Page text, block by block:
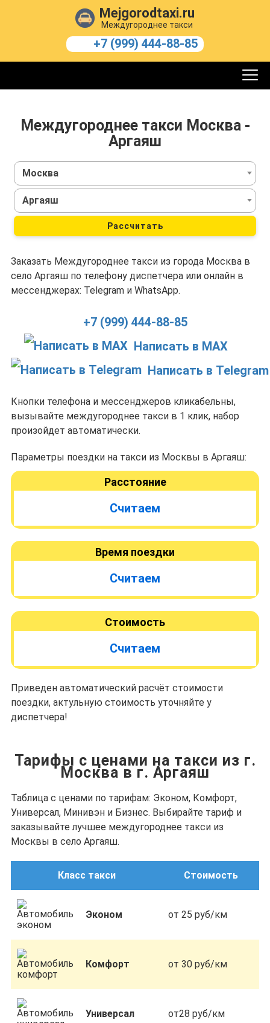
Mejgorodtaxi.ru
Междугороднее такси
+7 (999) 444-88-85
Междугороднее такси Москва -
Аргаяш
Москва
Аргаяш
Рассчитать
Заказать Междугороднее такси из города Москва в
село Аргаяш по телефону диспетчера или онлайн в
мессенджерах: Telegram и WhatsApp.
+7 (999) 444-88-85
Написать в MAX
Написать в Telegram
Кнопки телефона и мессенджеров кликабельны,
вызывайте междугороднее такси в 1 клик, набор
произойдет автоматически.
Параметры поездки на такси из Москвы в Аргаяш:
Расстояние
Считаем
Время поездки
Считаем
Стоимость
Считаем
Приведен автоматический расчёт стоимости
поездки, актульную стоимость уточняйте у
диспетчера!
Тарифы с ценами на такси из г.
Москва в г. Аргаяш
Таблица с ценами по тарифам: Эконом, Комфорт,
Универсал, Минивэн и Бизнес. Выбирайте тариф и
заказывайте лучшее междугороднее такси из
Москвы в село Аргаяш.
Класс такси Стоимость
Эконом от 25 руб/км
Комфорт от 30 руб/км
Универсал от28 руб/км